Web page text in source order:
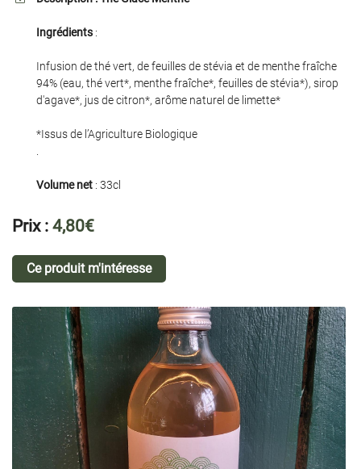
ACCUEIL
Une question
01 42 53 42
Recopier le code ci-contre
Rafraîchir le captcha
En cochant cette case, vous consentez à recevoir nos propositions commerciales à
l'adresse email indiqué ci-dessus. Vous pouvez vous désinscrire à tout moment en
Ingrédients :
Infusion de thé vert, de feuilles de stévia et de menthe fraîche
94% (eau, thé vert*, menthe fraîche*, feuilles de stévia*), sirop
d'agave*, jus de citron*, arôme naturel de limette*
*Issus de l’Agriculture Biologique
Volume net : 33cl
Prix : 4,80€
Ce produit m'intéresse